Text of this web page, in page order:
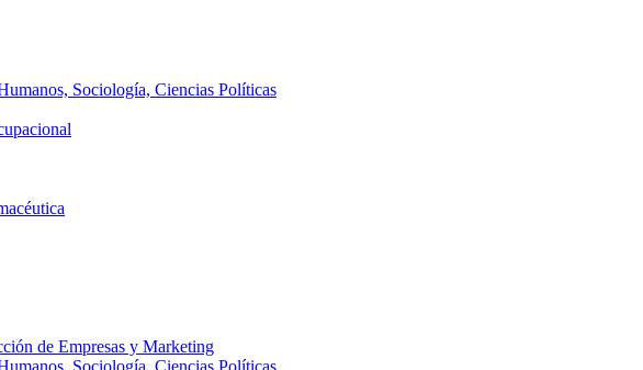
Sociología, Ciencias Políticas
de Empresas y Marketing
Sociología, Ciencias Políticas